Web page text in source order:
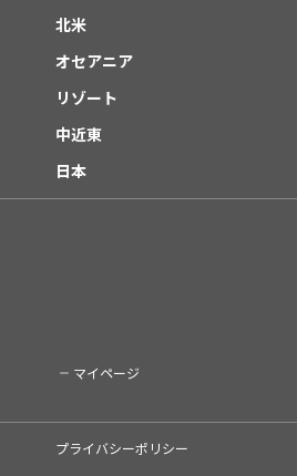
北米
オセアニア
リゾート
中近東
日本
マイページ
プライバシーポリシー